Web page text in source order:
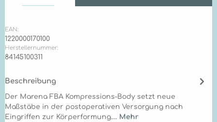
EAN:
1220000170100
Herstellernummer:
84145100311
Beschreibung
Der Marena FBA Kompressions-Body setzt neue
Maßstäbe in der postoperativen Versorgung nach
Eingriffen zur Körperformung.… Mehr